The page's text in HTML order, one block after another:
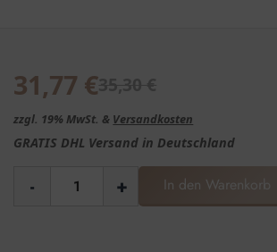
31,77 €
zzgl. 19% MwSt. & Versandkosten
GRATIS DHL Versand in Deutschland
- + In den Warenkorb